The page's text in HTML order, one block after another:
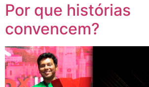
Por que histórias
convencem?